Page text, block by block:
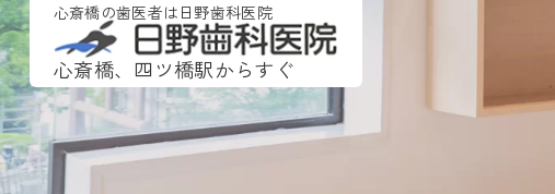
心斎橋の歯医者は日野歯科医院
心斎橋、四ツ橋駅からすぐ